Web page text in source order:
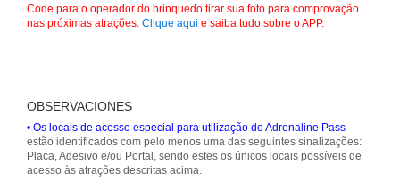
Code para o operador do brinquedo tirar sua foto para comprovação
nas próximas atrações. Clique aqui e saiba tudo sobre o APP.
OBSERVACIONES
• Os locais de acesso especial para utilização do Adrenaline Pass
estão identificados com pelo menos uma das seguintes sinalizações:
Placa, Adesivo e/ou Portal, sendo estes os únicos locais possíveis de
acesso às atrações descritas acima.